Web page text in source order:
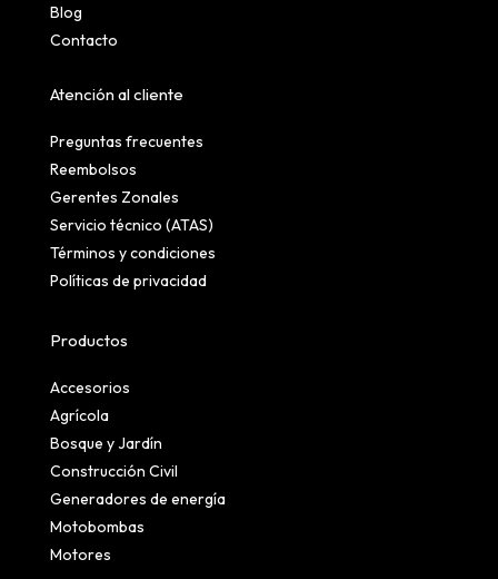
Blog
Contacto
Atención al cliente
Preguntas frecuentes
Reembolsos
Gerentes Zonales
Servicio técnico (ATAS)
Términos y condiciones
Políticas de privacidad
Productos
Accesorios
Agrícola
Bosque y Jardín
Construcción Civil
Generadores de energía
Motobombas
Motores